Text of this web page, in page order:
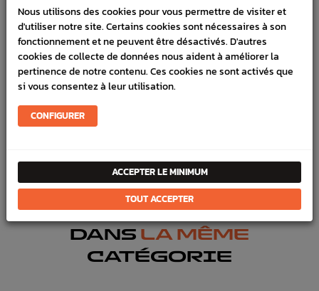
VÉHICULES COMPATIBLE
SCHÉMA CONSTRUCTEUR
Marque :SUBARU
En stock :1
Pièces origine constructeur
DANS LA MÊME
CATÉGORIE
Nous utilisons des cookies pour vous permettre de visiter et
d'utiliser notre site. Certains cookies sont nécessaires à son
fonctionnement et ne peuvent être désactivés. D'autres
cookies de collecte de données nous aident à améliorer la
pertinence de notre contenu. Ces cookies ne sont activés que
si vous consentez à leur utilisation.
CONFIGURER
ACCEPTER LE MINIMUM
TOUT ACCEPTER